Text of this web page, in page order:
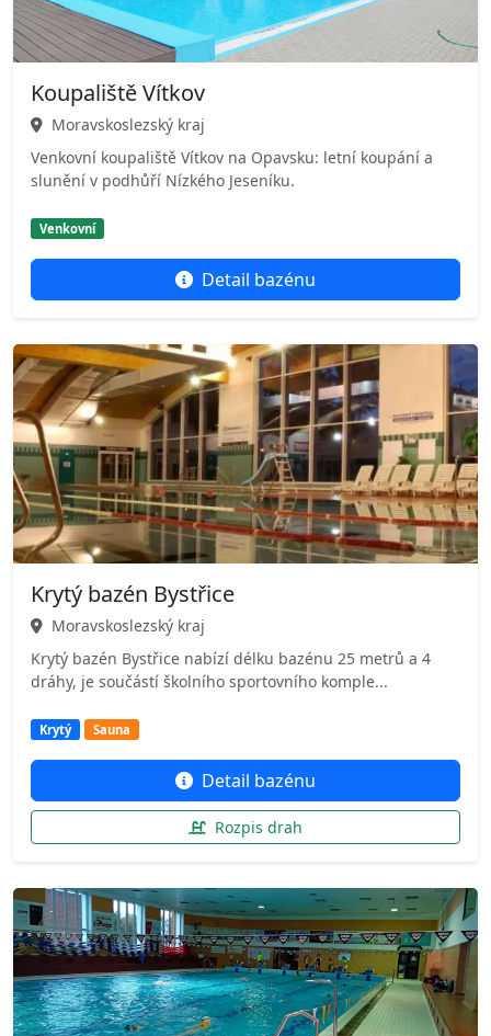
Koupaliště Vítkov
Moravskoslezský kraj
Venkovní koupaliště Vítkov na Opavsku: letní koupání a
slunění v podhůří Nízkého Jeseníku.
Venkovní
Detail bazénu
Krytý bazén Bystřice
Moravskoslezský kraj
Krytý bazén Bystřice nabízí délku bazénu 25 metrů a 4
dráhy, je součástí školního sportovního komple...
Krytý Sauna
Detail bazénu
Rozpis drah